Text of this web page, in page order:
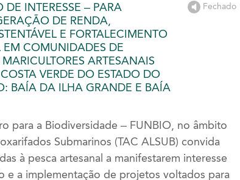
DE INTERESSE – PARA
DE RENDA,
E FORTALECIMENTO
COMUNIDADES DE
ARTESANAIS
VERDE DO ESTADO DO
BAÍA DA ILHA GRANDE E BAÍA
Fechado
para a Biodiversidade – FUNBIO, no âmbito
Submarinos (TAC ALSUB) convida
à pesca artesanal a manifestarem interesse
e a implementação de projetos voltados para